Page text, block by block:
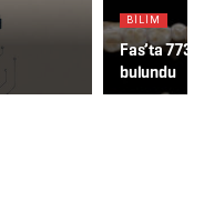
BİLİM
Fas’ta 773
bulundu